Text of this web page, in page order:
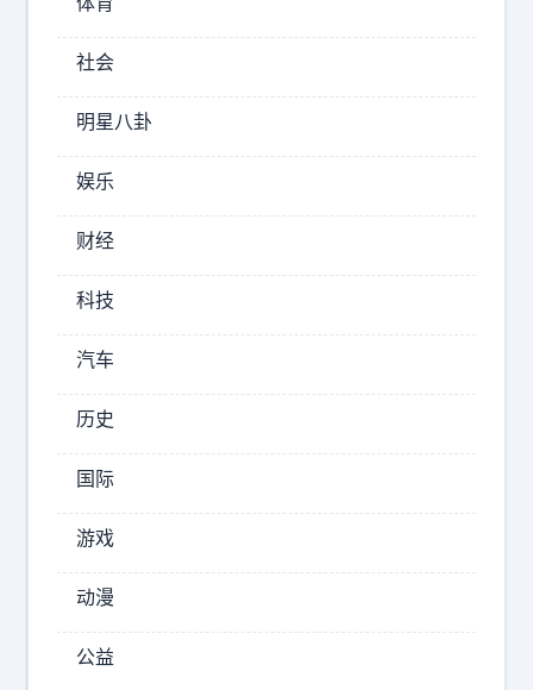
的
核
武
器
研
发
专
家
魏
世
杰
结
束
壁
密
研
社会
明星八卦
娱乐
财经
科技
汽车
历史
国际
游戏
动漫
公益